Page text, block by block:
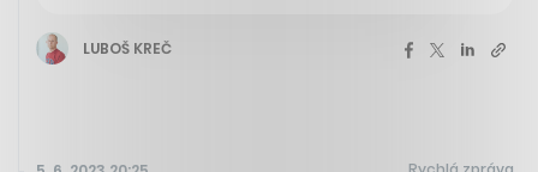
LUBOŠ KREČ